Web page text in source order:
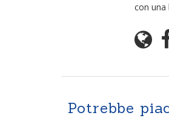
con una
Potrebbe